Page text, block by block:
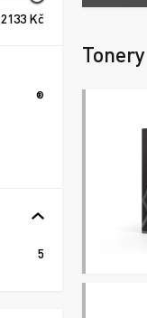
2133 Kč
®
5
Tonery